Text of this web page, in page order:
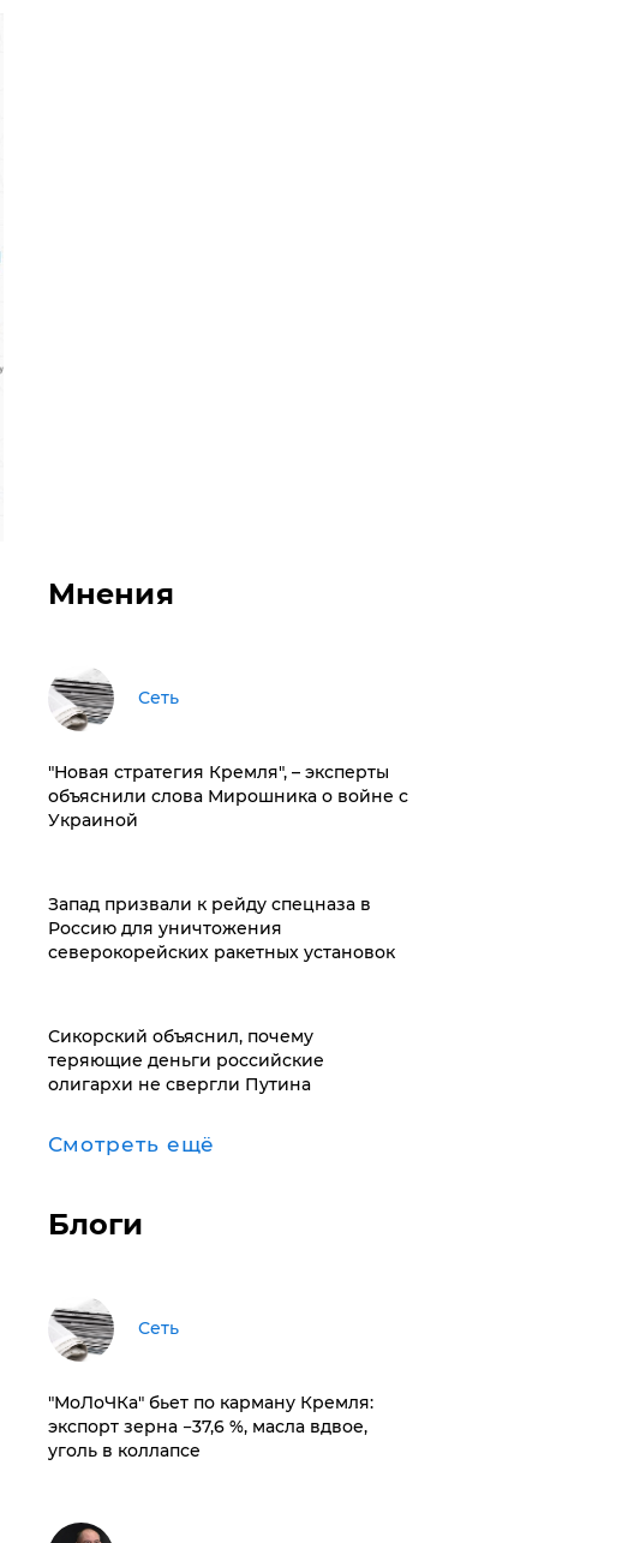
Мнения
Сеть
"Новая стратегия Кремля", – эксперты
объяснили слова Мирошника о войне с
Украиной
Запад призвали к рейду спецназа в
Россию для уничтожения
северокорейских ракетных установок
Сикорский объяснил, почему
теряющие деньги российские
олигархи не свергли Путина
Смотреть ещё
Блоги
Сеть
​"МоЛоЧКа" бьет по карману Кремля:
экспорт зерна −37,6 %, масла вдвое,
уголь в коллапсе